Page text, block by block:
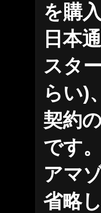
を購
日本
スタ
らい)
契約
です
アマ
省略